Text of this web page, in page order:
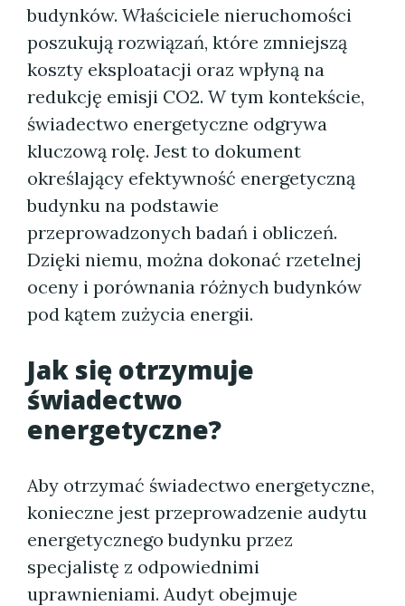
budynków. Właściciele nieruchomości
poszukują rozwiązań, które zmniejszą
koszty eksploatacji oraz wpłyną na
redukcję emisji CO2. W tym kontekście,
świadectwo energetyczne odgrywa
kluczową rolę. Jest to dokument
określający efektywność energetyczną
budynku na podstawie
przeprowadzonych badań i obliczeń.
Dzięki niemu, można dokonać rzetelnej
oceny i porównania różnych budynków
pod kątem zużycia energii.
Jak się otrzymuje
świadectwo
energetyczne?
Aby otrzymać świadectwo energetyczne,
konieczne jest przeprowadzenie audytu
energetycznego budynku przez
specjalistę z odpowiednimi
uprawnieniami. Audyt obejmuje